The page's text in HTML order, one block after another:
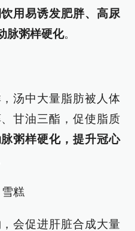
用易诱发肥胖、高尿
脉粥样硬化。
汤中大量脂肪被人体
甘油三酯，促使脂质
粥样硬化，提升冠心
糕
会促进肝脏合成大量